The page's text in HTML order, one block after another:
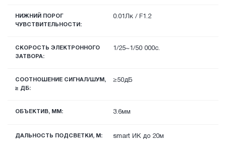
НИЖНИЙ ПОРОГ
ЧУВСТВИТЕЛЬНОСТИ:
0.01Лк / F1.2
СКОРОСТЬ ЭЛЕКТРОННОГО
ЗАТВОРА:
1/25~1/50 000с.
СООТНОШЕНИЕ СИГНАЛ/ШУМ,
≥ ДБ:
≥50дБ
ОБЪЕКТИВ, ММ: 3.6мм
ДАЛЬНОСТЬ ПОДСВЕТКИ, М: smart ИК до 20м